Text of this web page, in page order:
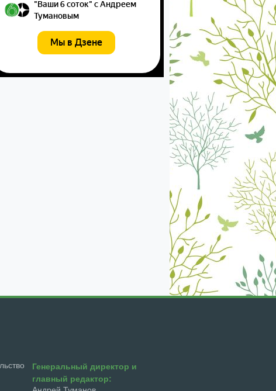
март апрель
Генеральный директор и
главный редактор: